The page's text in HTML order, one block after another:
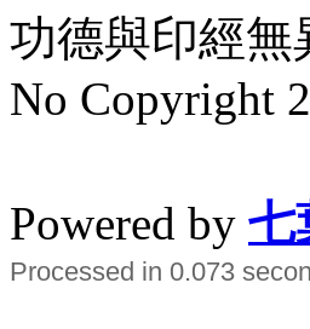
功德與印經無
No Copyright
Powered by 七
Processed in 0.073